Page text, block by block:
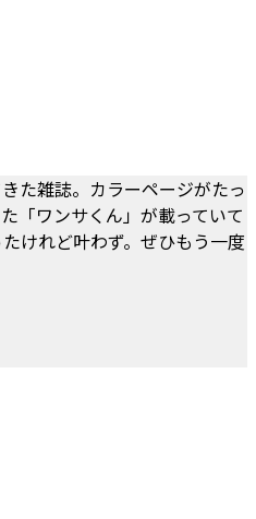
た雑誌。カラーページがたっ
「ワンサくん」が載っていて
けれど叶わず。ぜひもう一度